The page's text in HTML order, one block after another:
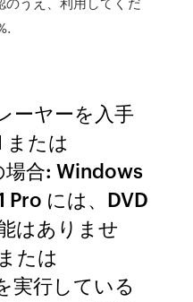
ーヤーを入手
または
場合: Windows
Pro には、DVD
はありませ
たは
実行している